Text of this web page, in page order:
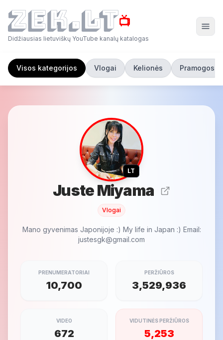
📺
Didžiausias lietuviškų YouTube kanalų katalogas
Visos kategorijos Vlogai Kelionės Pramogos
LT
Juste Miyama
Vlogai
Mano gyvenimas Japonijoje :) My life in Japan :) Email:
justesgk@gmail.com
PRENUMERATORIAI
10,700
PERŽIŪROS
3,529,936
VIDEO
672
VIDUTINĖS PERŽIŪROS
5,253